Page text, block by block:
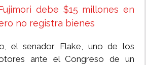
debe $15 millones en
no registra bienes
el senador Flake, uno de los
ante el Congreso de un